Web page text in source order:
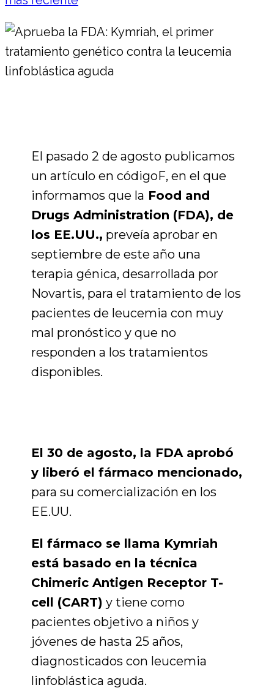
El pasado 2 de agosto publicamos
un artículo en códigoF, en el que
informamos que la Food and
Drugs Administration (FDA), de
los EE.UU., preveía aprobar en
septiembre de este año una
terapia génica, desarrollada por
Novartis, para el tratamiento de los
pacientes de leucemia con muy
mal pronóstico y que no
responden a los tratamientos
disponibles.
El 30 de agosto, la FDA aprobó
y liberó el fármaco mencionado,
para su comercialización en los
EE.UU.
El fármaco se llama Kymriah
está basado en la técnica
Chimeric Antigen Receptor T-
cell (CART) y tiene como
pacientes objetivo a niños y
jóvenes de hasta 25 años,
diagnosticados con leucemia
linfoblástica aguda.